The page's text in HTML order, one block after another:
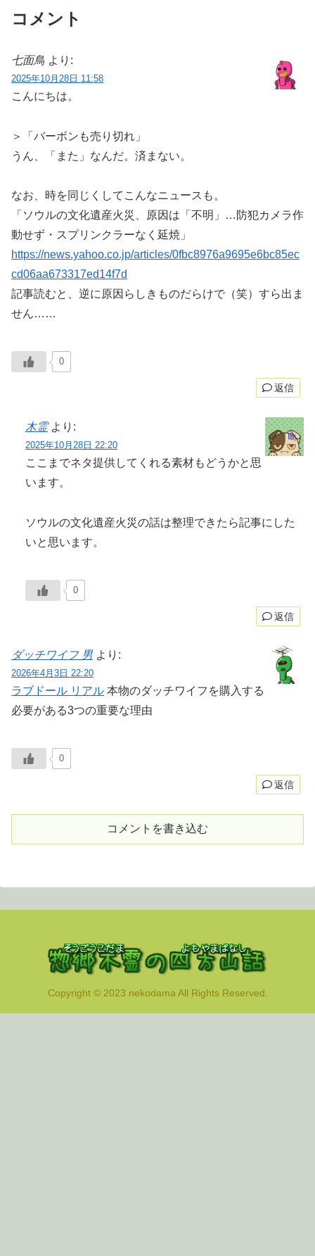
コメント
七面鳥 より:
2025年10月28日 11:58
こんにちは。
＞「バーボンも売り切れ」
うん、「また」なんだ。済まない。
なお、時を同じくしてこんなニュースも。
「ソウルの文化遺産火災、原因は「不明」…防犯カメラ作
動せず・スプリンクラーなく延焼」
https://news.yahoo.co.jp/articles/0fbc8976a9695e6bc85ec
cd06aa673317ed14f7d
記事読むと、逆に原因らしきものだらけで（笑）すら出ま
せん……
0
返信
木霊 より:
2025年10月28日 22:20
ここまでネタ提供してくれる素材もどうかと思
います。
ソウルの文化遺産火災の話は整理できたら記事にした
いと思います。
0
返信
ダッチワイフ 男 より:
2026年4月3日 22:20
ラブドール リアル 本物のダッチワイフを購入する
必要がある3つの重要な理由
0
返信
コメントを書き込む
Copyright © 2023 nekodama All Rights Reserved.